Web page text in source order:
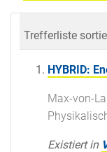
Trefferliste
HYBRID:
Max-von-
Existiert in